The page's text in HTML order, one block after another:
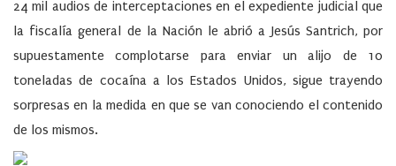
24 mil audios de interceptaciones en el expediente judicial que
la fiscalía general de la Nación le abrió a Jesús Santrich, por
supuestamente complotarse para enviar un alijo de 10
toneladas de cocaína a los Estados Unidos, sigue trayendo
sorpresas en la medida en que se van conociendo el contenido
de los mismos.